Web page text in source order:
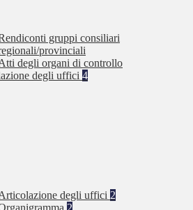
gruppi consiliari
provinciali
degli organi di controllo
degli uffici 4
degli uffici 2